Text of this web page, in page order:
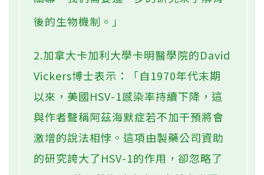
後的生物機制。」
2.加拿大卡加利大學卡明醫學院的David
Vickers博士表示：「自1970年代末期
以來，美國HSV-1感染率持續下降，這
與作者聲稱阿茲海默症若不加干預將會
激增的說法相悖。這項由製藥公司資助
的研究誇大了HSV-1的作用，卻忽略了